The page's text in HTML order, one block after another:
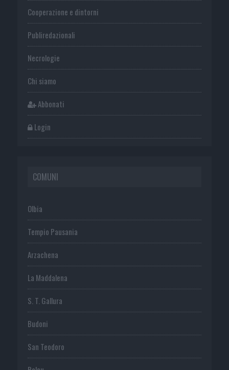
Cooperazione e dintorni
Publiredazionali
Necrologie
Chi siamo
Abbonati
Login
COMUNI
Olbia
Tempio Pausania
Arzachena
La Maddalena
S. T. Gallura
Budoni
San Teodoro